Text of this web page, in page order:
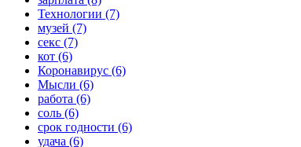
Технологии (7)
музей (7)
секс (7)
кот (6)
Коронавирус (6)
Мысли (6)
работа (6)
соль (6)
срок годности (6)
удача (6)